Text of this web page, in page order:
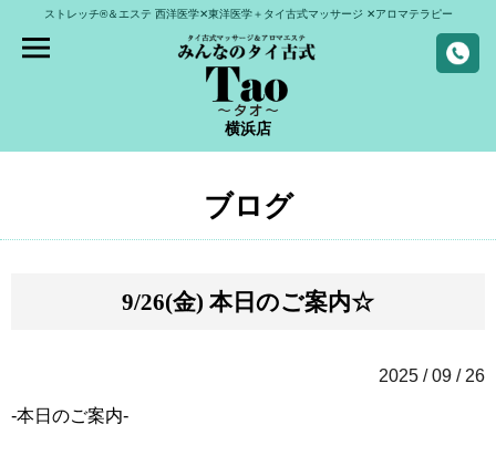
ストレッチ®＆エステ 西洋医学✕東洋医学＋タイ古式マッサージ ✕アロマテラピー
横浜店
ブログ
9/26(金) 本日のご案内☆
2025 / 09 / 26
-本日のご案内-